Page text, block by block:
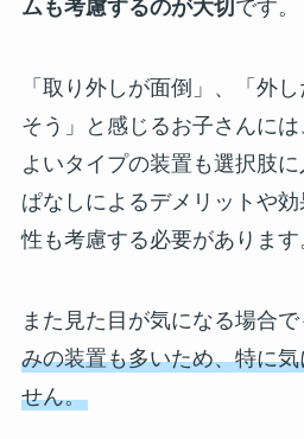
ムも考慮するのが大切 です。
「取り外しが面倒」、「外
そう」と感じるお子さんに
よいタイプの装置も選択肢
ぱなしによるデメリットや
性も考慮する必要があります
また見た目が気になる場合で
みの装置も多いため、特に
せん。